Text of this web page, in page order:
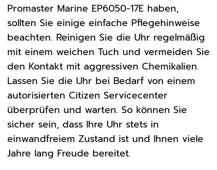
Promaster Marine EP6050-17E haben,
sollten Sie einige einfache Pflegehinweise
beachten. Reinigen Sie die Uhr regelmäßig
mit einem weichen Tuch und vermeiden Sie
den Kontakt mit aggressiven Chemikalien.
Lassen Sie die Uhr bei Bedarf von einem
autorisierten Citizen Servicecenter
überprüfen und warten. So können Sie
sicher sein, dass Ihre Uhr stets in
einwandfreiem Zustand ist und Ihnen viele
Jahre lang Freude bereitet.